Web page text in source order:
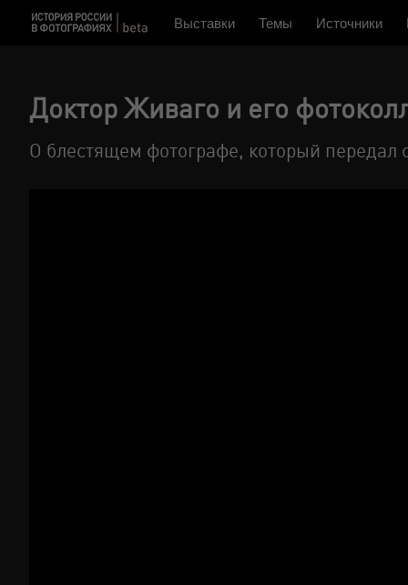
Выставки Темы Источники
Доктор Живаго и его
О блестящем фотографе, который